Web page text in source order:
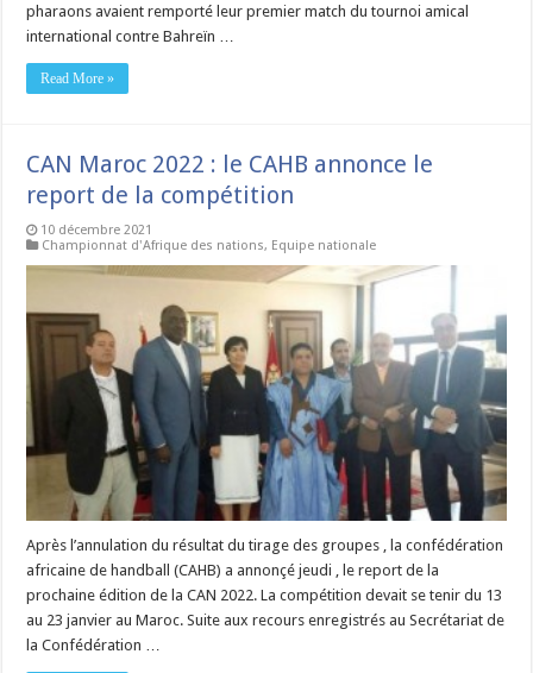
pharaons avaient remporté leur premier match du tournoi amical
international contre Bahreïn …
Read More »
CAN Maroc 2022 : le CAHB annonce le
report de la compétition
10 décembre 2021
Championnat d'Afrique des nations, Equipe nationale
Après l’annulation du résultat du tirage des groupes , la confédération
africaine de handball (CAHB) a annonçé jeudi , le report de la
prochaine édition de la CAN 2022. La compétition devait se tenir du 13
au 23 janvier au Maroc. Suite aux recours enregistrés au Secrétariat de
la Confédération …